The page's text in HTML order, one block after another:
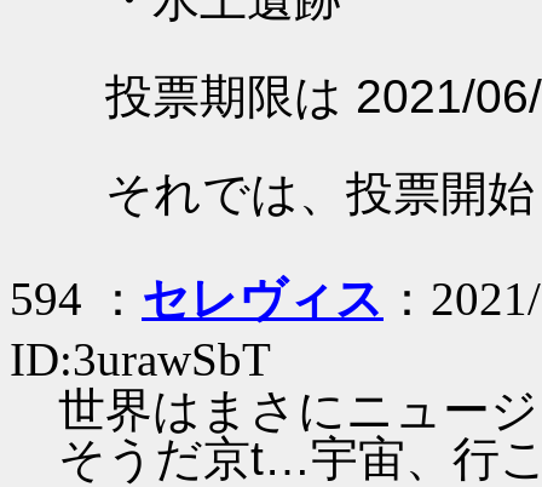
投票期限は 2021/
それでは、投票開
594 ： セレヴィス ：
ID:3urawSbT
世界はまさにニュー
そうだ京t…宇宙、行